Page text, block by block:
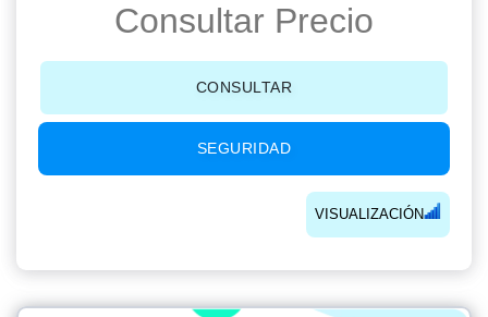
Consultar Precio
CONSULTAR
SEGURIDAD
VISUALIZACIÓN